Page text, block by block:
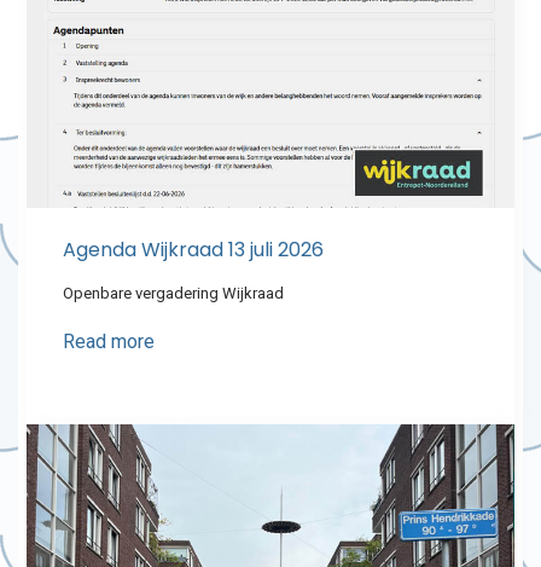
Agenda Wijkraad 13 juli 2026
Openbare vergadering Wijkraad
Read more